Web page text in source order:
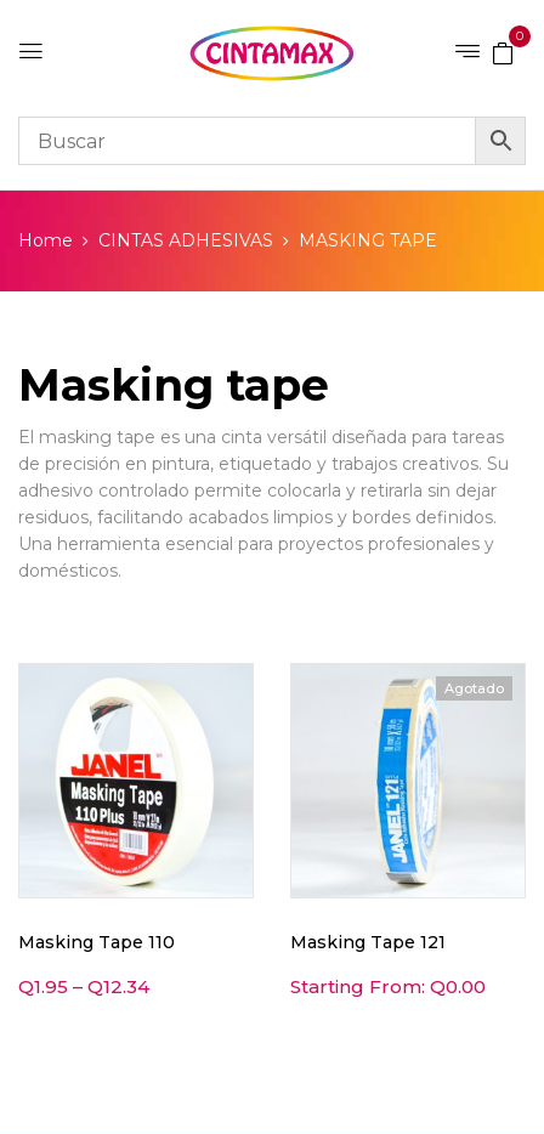
0
Home CINTAS ADHESIVAS MASKING TAPE
Masking tape
El masking tape es una cinta versátil diseñada para tareas
de precisión en pintura, etiquetado y trabajos creativos. Su
adhesivo controlado permite colocarla y retirarla sin dejar
residuos, facilitando acabados limpios y bordes definidos.
Una herramienta esencial para proyectos profesionales y
domésticos.
Masking Tape 110
Q1.95 – Q12.34
Agotado
Masking Tape 121
Starting From: Q0.00